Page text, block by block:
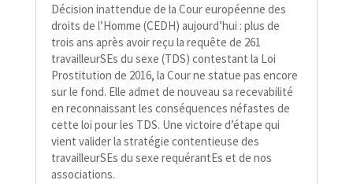
Décision inattendue de la Cour européenne des
droits de l’Homme (CEDH) aujourd’hui : plus de
trois ans après avoir reçu la requête de 261
travailleurSEs du sexe (TDS) contestant la Loi
Prostitution de 2016, la Cour ne statue pas encore
sur le fond. Elle admet de nouveau sa recevabilité
en reconnaissant les conséquences néfastes de
cette loi pour les TDS. Une victoire d’étape qui
vient valider la stratégie contentieuse des
travailleurSEs du sexe requérantEs et de nos
associations.